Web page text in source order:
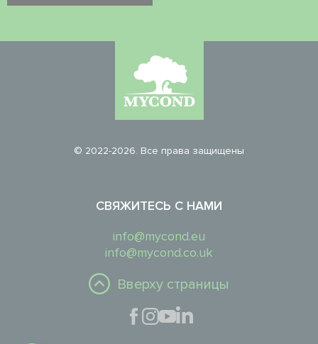
© 2022-2026. Все права защищены
СВЯЖИТЕСЬ С НАМИ
info@mycond.eu
info@mycond.co.uk
Вверху страницы